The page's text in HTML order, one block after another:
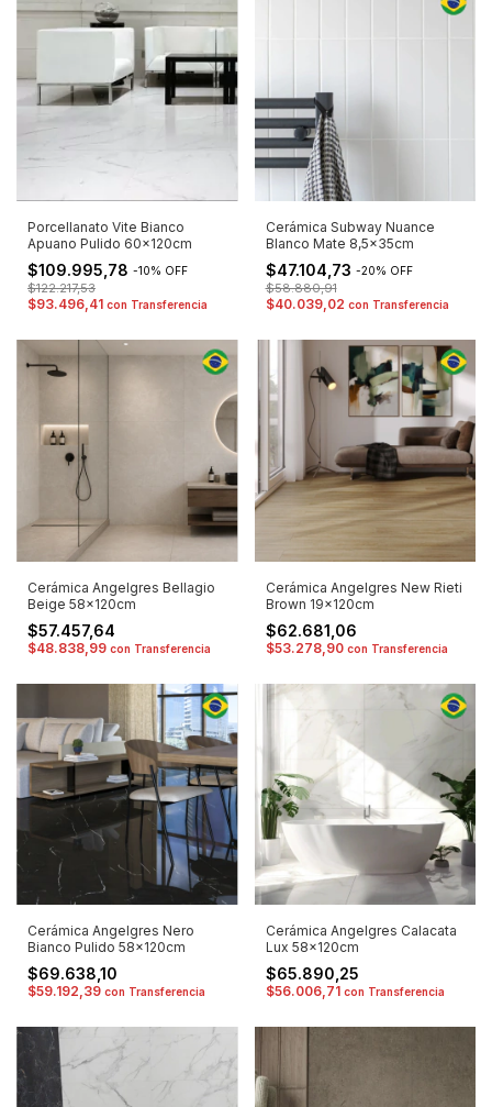
Porcellanato Vite Bianco
Apuano Pulido 60x120cm
$109.995,78 -10% OFF
$122.217,53
$93.496,41 con Transferencia
Cerámica Subway Nuance
Blanco Mate 8,5x35cm
$47.104,73 -20% OFF
$58.880,91
$40.039,02 con Transferencia
Cerámica Angelgres Bellagio
Beige 58x120cm
$57.457,64
$48.838,99 con Transferencia
Cerámica Angelgres New Rieti
Brown 19x120cm
$62.681,06
$53.278,90 con Transferencia
Cerámica Angelgres Nero
Bianco Pulido 58x120cm
$69.638,10
$59.192,39 con Transferencia
Cerámica Angelgres Calacata
Lux 58x120cm
$65.890,25
$56.006,71 con Transferencia